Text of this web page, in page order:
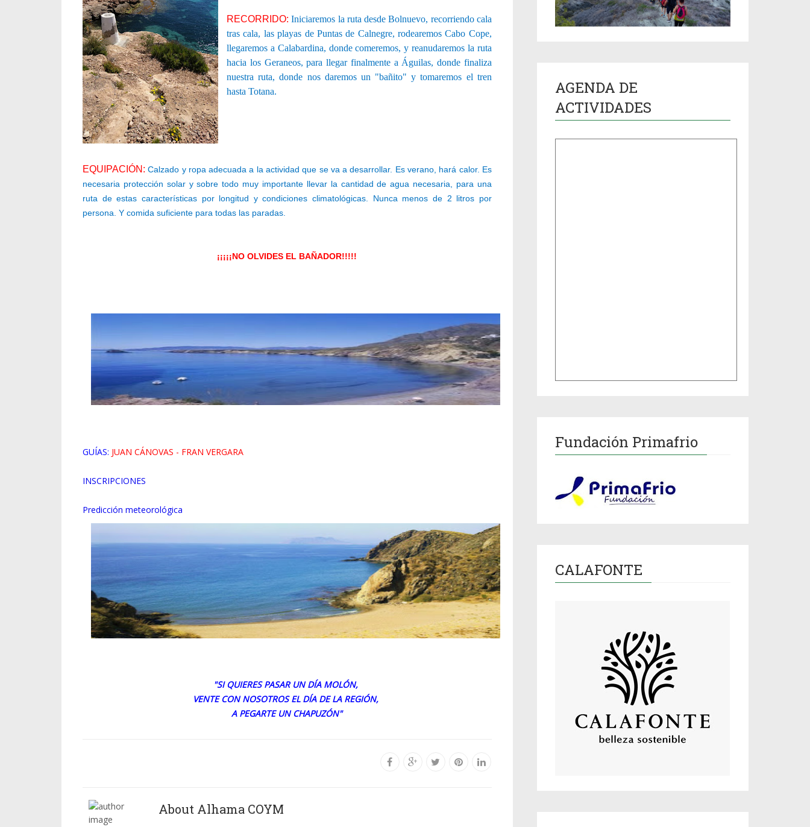
RECORRIDO:Iniciaremos la ruta desde Bolnuevo, recorriendo cala
tras cala, las playas de Puntas de Calnegre, rodearemos Cabo Cope,
llegaremos a Calabardina, donde comeremos, y reanudaremos la ruta
hacia los Geraneos, para llegar finalmente a Águilas, donde finaliza
nuestra ruta, donde nos daremos un "bañito" y tomaremos el tren
hasta Totana.
EQUIPACIÓN:Calzado y ropa adecuada a la actividad que se va a desarrollar. Es verano, hará calor. Es
necesaria protección solar y sobre todo muy importante llevar la cantidad de agua necesaria, para una
ruta de estas características por longitud y condicionesclimatológicas. Nunca menos de 2 litros por
persona. Y comida suficiente para todas las paradas.
¡¡¡¡¡NO OLVIDES EL BAÑADOR!!!!!
GUÍAS: JUAN CÁNOVAS - FRAN VERGARA
INSCRIPCIONES
Predicción meteorológica
"SI QUIERES PASAR UN DÍA MOLÓN,
VENTE CON NOSOTROS EL DÍA DE LA REGIÓN,
A PEGARTE UN CHAPUZÓN"
About Alhama COYM
AGENDA DE
ACTIVIDADES
Fundación Primafrio
CALAFONTE